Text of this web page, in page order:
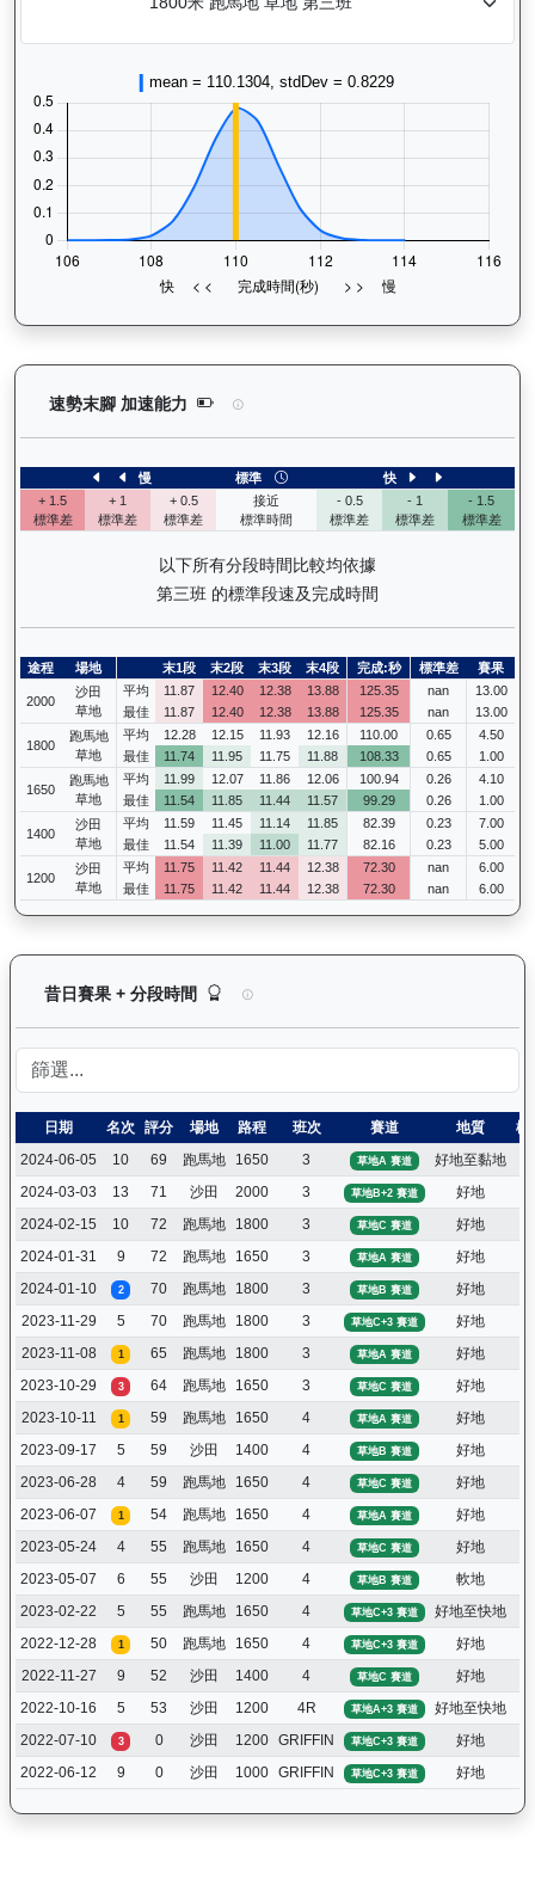
速勢末腳 加速能力 中華英雄（G402）— 速勢末腳加速
慢 標準
快
+ 1.5
標準差
+ 1
標準差
+ 0.5
標準差
接近
標準時間
- 0.5
標準差
- 1
標準差
- 1.5
標準差
以下所有分段時間比較均依據
第三班 的標準段速及完成時間
途程 場地 末1段 末2段 末3段 末4段 完成:秒 標準差 賽果
2000
沙田
草地
平均 11.87 12.40 12.38 13.88 125.35 nan
13.00
最佳
11.87 12.40 12.38 13.88 125.35 nan 13.00
1800
跑馬地
草地
平均 12.28 12.15 11.93 12.16 110.00 0.65
4.50
最佳
11.74 11.95 11.75 11.88 108.33 0.65 1.00
1650
跑馬地
草地
平均 11.99 12.07 11.86 12.06 100.94 0.26
4.10
最佳
11.54 11.85 11.44 11.57 99.29 0.26 1.00
1400
沙田
草地
平均 11.59 11.45 11.14 11.85 82.39 0.23
7.00
最佳
11.54 11.39 11.00 11.77 82.16 0.23 5.00
1200
沙田
草地
平均 11.75 11.42 11.44 12.38 72.30 nan
6.00
最佳
11.75 11.42 11.44 12.38 72.30 nan 6.00
昔日賽果 + 分段時間 中華英雄（G402）— 昔日賽果及分
日期 名次 評分 場地 路程 班次 賽道 地質
檔
2024-06-05
10 69 跑馬地 1650 3 草地A 賽道 好地至黏地
2024-03-03
13 71 沙田 2000 3 草地B+2 賽道 好地
2024-02-15
10 72 跑馬地 1800 3 草地C 賽道 好地
2024-01-31
9 72 跑馬地 1650 3 草地A 賽道 好地
2024-01-10
2 70 跑馬地 1800 3 草地B 賽道 好地
2023-11-29
5 70 跑馬地 1800 3 草地C+3 賽道 好地
2023-11-08
1 65 跑馬地 1800 3 草地A 賽道 好地
2023-10-29
3 64 跑馬地 1650 3 草地C 賽道 好地
2023-10-11
1 59 跑馬地 1650 4 草地A 賽道 好地
2023-09-17
5 59 沙田 1400 4 草地B 賽道 好地
2023-06-28
4 59 跑馬地 1650 4 草地C 賽道 好地
2023-06-07
1 54 跑馬地 1650 4 草地A 賽道 好地
2023-05-24
4 55 跑馬地 1650 4 草地C 賽道 好地
2023-05-07
6 55 沙田 1200 4 草地B 賽道 軟地
2023-02-22
5 55 跑馬地 1650 4 草地C+3 賽道 好地至快地
2022-12-28
1 50 跑馬地 1650 4 草地C+3 賽道 好地
2022-11-27
9 52 沙田 1400 4 草地C 賽道 好地
2022-10-16
5 53 沙田 1200 4R 草地A+3 賽道 好地至快地
2022-07-10
3 0 沙田 1200 GRIFFIN 草地C+3 賽道 好地
2022-06-12
9 0 沙田 1000 GRIFFIN 草地C+3 賽道 好地